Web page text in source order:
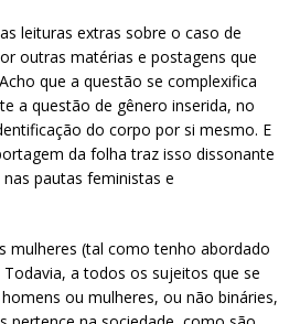
leituras extras sobre o caso de
outras matérias e postagens que
que a questão se complexifica
a questão de gênero inserida, no
do corpo por si mesmo. E
da folha traz isso dissonante
pautas feministas e
mulheres (tal como tenho abordado
a todos os sujeitos que se
ou mulheres, ou não bináries,